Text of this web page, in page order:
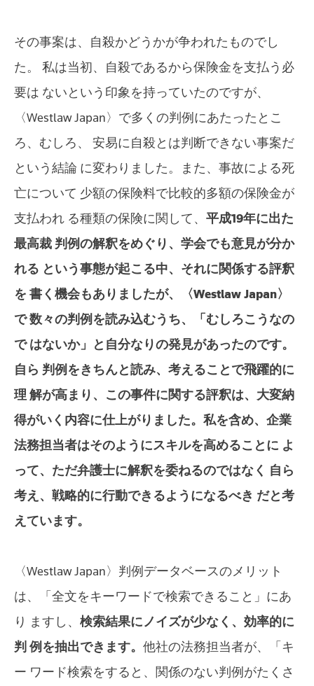
その事案は、自殺かどうかが争われたものでし
た。 私は当初、自殺であるから保険金を支払う必
要は ないという印象を持っていたのですが、
〈Westlaw Japan〉で多くの判例にあたったとこ
ろ、むしろ、 安易に自殺とは判断できない事案だ
という結論 に変わりました。また、事故による死
亡について 少額の保険料で比較的多額の保険金が
支払われ る種類の保険に関して、 平成19年に出た
最高裁 判例の解釈をめぐり、学会でも意見が分か
れる という事態が起こる中、それに関係する評釈
を 書く機会もありましたが、〈Westlaw Japan〉
で 数々の判例を読み込むうち、「むしろこうなの
で はないか」と自分なりの発見があったのです。
自ら 判例をきちんと読み、考えることで飛躍的に
理 解が高まり、この事件に関する評釈は、大変納
得がいく内容に仕上がりました。私を含め、企業
法務担当者はそのようにスキルを高めることに よ
って、ただ弁護士に解釈を委ねるのではなく 自ら
考え、戦略的に行動できるようになるべき だと考
えています。
〈Westlaw Japan〉判例データベースのメリット
は、「全文をキーワードで検索できること」にあ
り ますし、 検索結果にノイズが少なく、効率的に
判 例を抽出できます。 他社の法務担当者が、「キ
ー ワード検索をすると、関係のない判例がたくさ